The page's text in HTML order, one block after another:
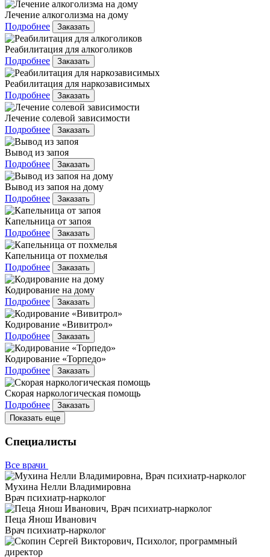
Лечение алкоголизма на дому
Подробнее
Заказать
Реабилитация для алкоголиков
Подробнее
Заказать
Реабилитация для наркозависимых
Подробнее
Заказать
Лечение солевой зависимости
Подробнее
Заказать
Вывод из запоя
Подробнее
Заказать
Вывод из запоя на дому
Подробнее
Заказать
Капельница от запоя
Подробнее
Заказать
Капельница от похмелья
Подробнее
Заказать
Кодирование на дому
Подробнее
Заказать
Кодирование «Вивитрол»
Подробнее
Заказать
Кодирование «Торпедо»
Подробнее
Заказать
Скорая наркологическая помощь
Подробнее
Заказать
Показать еще
Специалисты
Все врачи
Мухина Нелли Владимировна
Врач психиатр-нарколог
Пеца Янош Иванович
Врач психиатр-нарколог